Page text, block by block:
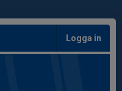
Logga in